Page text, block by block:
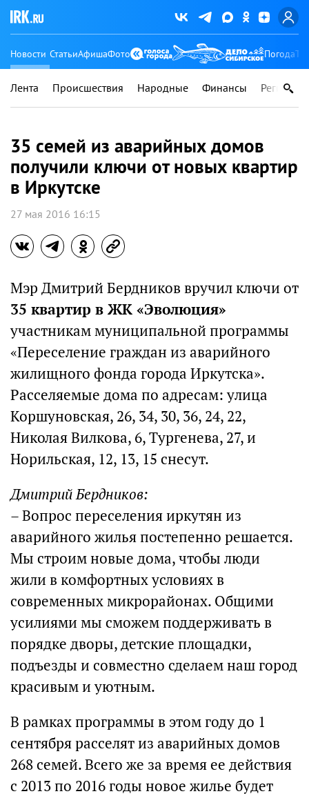
Новости СтатьиАфишаФото Погода
Лента Происшествия Народные Финансы Регионы
35 семей из аварийных домов
получили ключи от новых квартир
в Иркутске
27 мая 2016 16:15
Мэр Дмитрий Бердников вручил ключи от
35 квартир в ЖК «Эволюция»
участникам муниципальной программы
«Переселение граждан из аварийного
жилищного фонда города Иркутска».
Расселяемые дома по адресам: улица
Коршуновская, 26, 34, 30, 36, 24, 22,
Николая Вилкова, 6, Тургенева, 27, и
Норильская, 12, 13, 15 снесут.
Дмитрий Бердников:
– Вопрос переселения иркутян из
аварийного жилья постепенно решается.
Мы строим новые дома, чтобы люди
жили в комфортных условиях в
современных микрорайонах. Общими
усилиями мы сможем поддерживать в
порядке дворы, детские площадки,
подъезды и совместно сделаем наш город
красивым и уютным.
В рамках программы в этом году до 1
сентября расселят из аварийных домов
268 семей. Всего же за время ее действия
с 2013 по 2016 годы новое жилье будет